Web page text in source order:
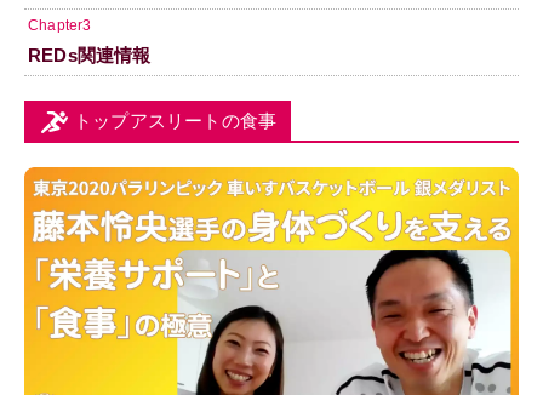
Chapter3
REDs関連情報
トップアスリートの食事